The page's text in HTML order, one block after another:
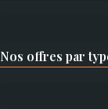
des Français
Nos offres par